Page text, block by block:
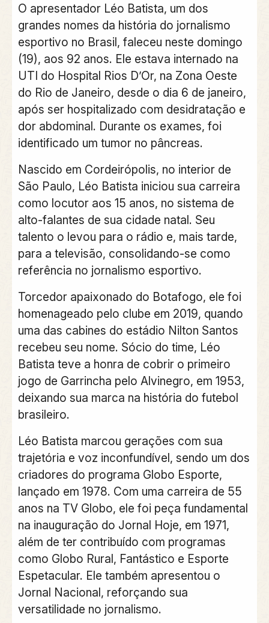
O apresentador Léo Batista, um dos
grandes nomes da história do jornalismo
esportivo no Brasil, faleceu neste domingo
(19), aos 92 anos. Ele estava internado na
UTI do Hospital Rios D’Or, na Zona Oeste
do Rio de Janeiro, desde o dia 6 de janeiro,
após ser hospitalizado com desidratação e
dor abdominal. Durante os exames, foi
identificado um tumor no pâncreas.
Nascido em Cordeirópolis, no interior de
São Paulo, Léo Batista iniciou sua carreira
como locutor aos 15 anos, no sistema de
alto-falantes de sua cidade natal. Seu
talento o levou para o rádio e, mais tarde,
para a televisão, consolidando-se como
referência no jornalismo esportivo.
Torcedor apaixonado do Botafogo, ele foi
homenageado pelo clube em 2019, quando
uma das cabines do estádio Nilton Santos
recebeu seu nome. Sócio do time, Léo
Batista teve a honra de cobrir o primeiro
jogo de Garrincha pelo Alvinegro, em 1953,
deixando sua marca na história do futebol
brasileiro.
Léo Batista marcou gerações com sua
trajetória e voz inconfundível, sendo um dos
criadores do programa Globo Esporte,
lançado em 1978. Com uma carreira de 55
anos na TV Globo, ele foi peça fundamental
na inauguração do Jornal Hoje, em 1971,
além de ter contribuído com programas
como Globo Rural, Fantástico e Esporte
Espetacular. Ele também apresentou o
Jornal Nacional, reforçando sua
versatilidade no jornalismo.